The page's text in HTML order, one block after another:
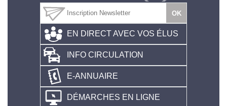
EN DIRECT AVEC VOS ÉLUS
INFO CIRCULATION
E-ANNUAIRE
DÉMARCHES EN LIGNE